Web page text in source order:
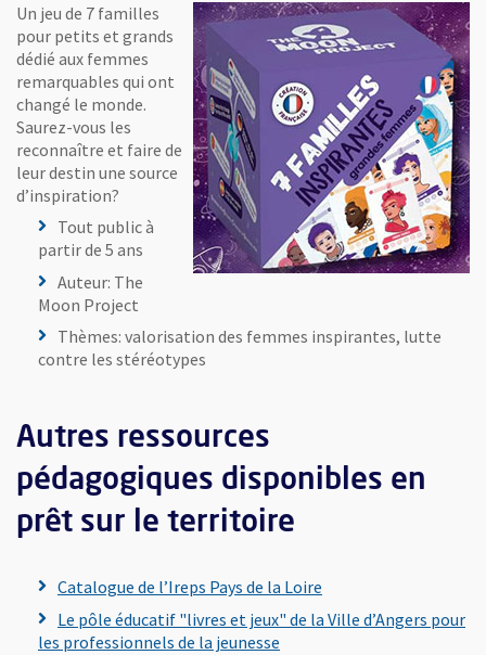
Un jeu de 7 familles
pour petits et grands
dédié aux femmes
remarquables qui ont
changé le monde.
Saurez-vous les
reconnaître et faire de
leur destin une source
d’inspiration?
Tout public à
partir de 5 ans
Auteur: The
Moon Project
Thèmes: valorisation des femmes inspirantes, lutte
contre les stéréotypes
Autres ressources
pédagogiques disponibles en
prêt sur le territoire
Catalogue de l’Ireps Pays de la Loire
Le pôle éducatif "livres et jeux" de la Ville d’Angers pour
les professionnels de la jeunesse